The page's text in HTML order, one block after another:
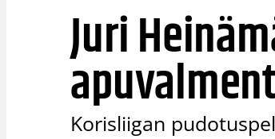
Juri
Korisliigan